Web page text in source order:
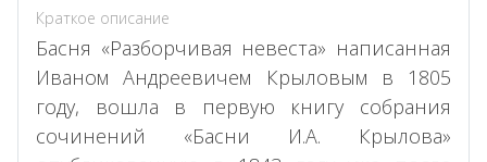
Краткое описание
Басня «Разборчивая невеста» написанная
Иваном Андреевичем Крыловым в 1805
году, вошла в первую книгу собрания
сочинений «Басни И.А. Крылова»